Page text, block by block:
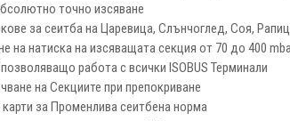
точно изсяване
за сеитба на Царевица, Слънчоглед, Соя,
на натиска на изсяващата секция от 70 до 400
работа с всички ISOBUS Терминали
на Секциите при препокриване
за Променлива сеитбена норма